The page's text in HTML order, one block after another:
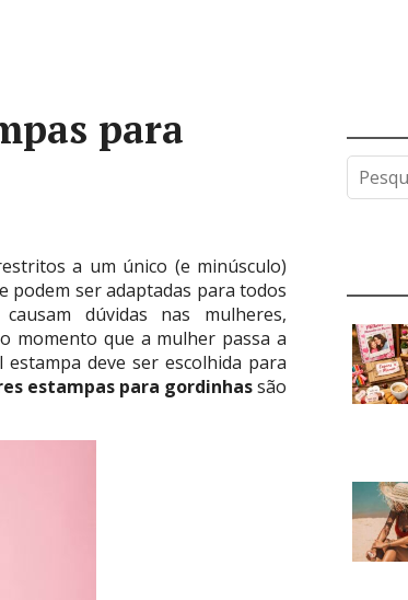
para
a um único (e minúsculo)
podem ser adaptadas para todos
dúvidas nas mulheres,
momento que a mulher passa a
deve ser escolhida para
estampas para gordinhassão